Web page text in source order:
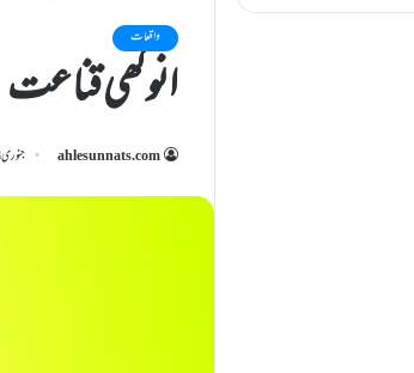
واقعات
انوکھی قناعت
ahlesunnats.com جنوری 28, 2021